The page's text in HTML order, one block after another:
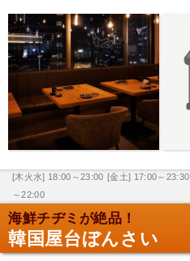
[木火水] 18:00～23:00 [金土] 17:00～23:30
～22:00
海鮮チヂミが絶品！
韓国屋台ぼんさい